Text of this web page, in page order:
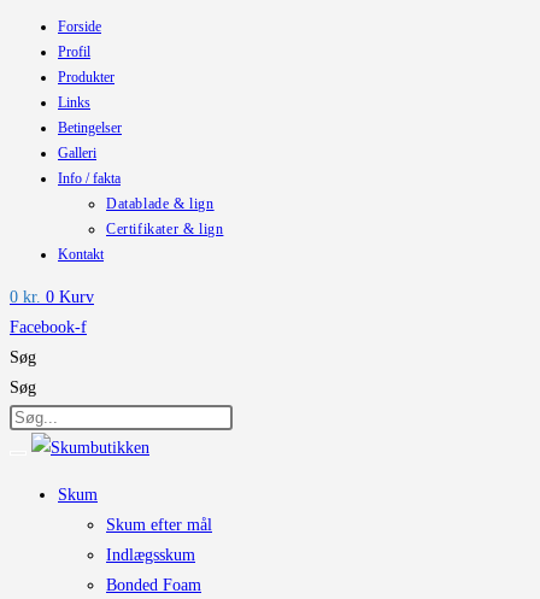
Forside
Profil
Produkter
Links
Betingelser
Galleri
Info / fakta
Datablade & lign
Certifikater & lign
Kontakt
0 kr. 0 Kurv
Facebook-f
Søg
Søg
Skum
Skum efter mål
Indlægsskum
Bonded Foam